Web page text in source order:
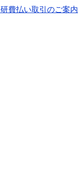
費払い取引のご案内